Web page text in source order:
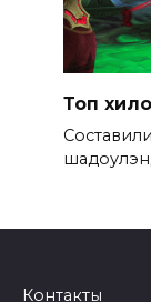
Топ
Контакты